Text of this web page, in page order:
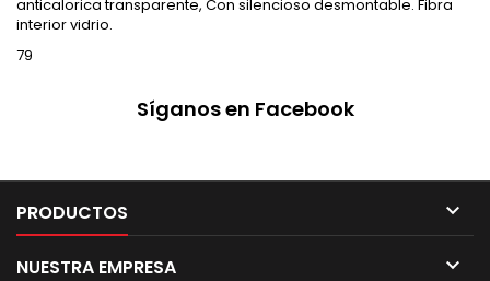
anticalorica transparente, Con silencioso desmontable. Fibra
interior vidrio.
79
Síganos en Facebook
PRODUCTOS 
NUESTRA EMPRESA 